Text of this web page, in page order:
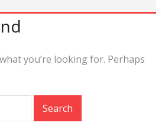
you’re looking for. Perhaps